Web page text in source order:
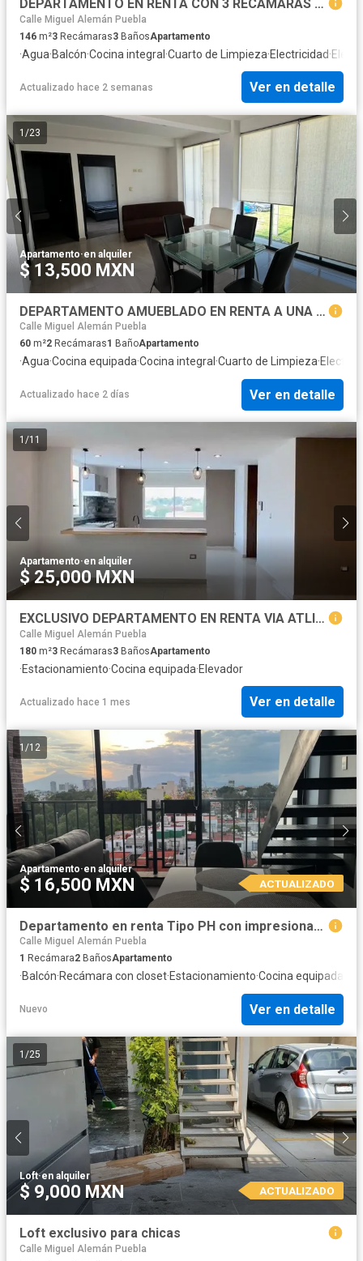
DEPARTAMENTO EN RENTA CON 3 RECÁMARAS EN ZONA LOMAS DE ANGELÓPOLIS
Calle Miguel Alemán Puebla
146 m²3 Recámaras3 BañosApartamento
·Agua·Balcón·Cocina integral ·Cuarto de Limpieza·Electricidad·
Actualizado hace 2 semanas Ver en detalle
1 /23
Apartamento·en alquiler
$ 13,500 MXN
DEPARTAMENTO AMUEBLADO EN RENTA A UNA CALLE DE CAMINO REAL
Calle Miguel Alemán Puebla
60 m²2 Recámaras1 BañoApartamento
·Agua·Cocina equipada·Cocina integral ·Cuarto de Limpieza·
Actualizado hace 2 días Ver en detalle
1 /11
Apartamento·en alquiler
$ 25,000 MXN
EXCLUSIVO DEPARTAMENTO EN RENTA VIA ATLIXCAYOTL TORRE W
Calle Miguel Alemán Puebla
180 m²3 Recámaras3 BañosApartamento
·Estacionamiento·Cocina equipada·Elevador
Actualizado hace 1 mes Ver en detalle
1 /12
Apartamento·en alquiler
$ 16,500 MXN ACTUALIZADO
Departamento en renta Tipo PH con impresionantes Vistas
Calle Miguel Alemán Puebla
1 Recámara2 BañosApartamento
·Balcón·Recámara con closet·Estacionamiento·Cocina equipada
Nuevo Ver en detalle
1 /25
Loft·en alquiler
$ 9,000 MXN ACTUALIZADO
Loft exclusivo para chicas
Calle Miguel Alemán Puebla